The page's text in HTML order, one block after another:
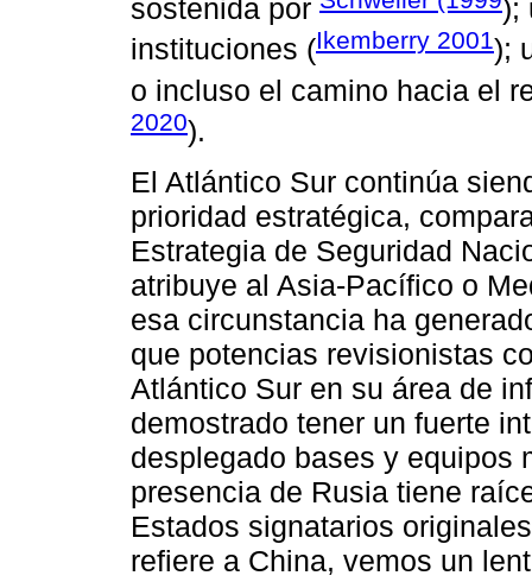
sostenida por
);
instituciones (Ikemberry 2001);
o incluso el camino hacia el
2020).
El Atlántico Sur continúa
prioridad estratégica,
Estrategia de Seguridad
atribuye al Asia-Pacífico o
esa circunstancia ha
que potencias revisionistas
Atlántico Sur en su área de
demostrado tener un fuerte
desplegado bases y equipos
presencia de Rusia tiene
Estados signatarios
refiere a China, vemos un